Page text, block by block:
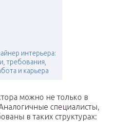
интерьера:
требования,
и карьера
можно не только в
специалисты,
в таких структурах: